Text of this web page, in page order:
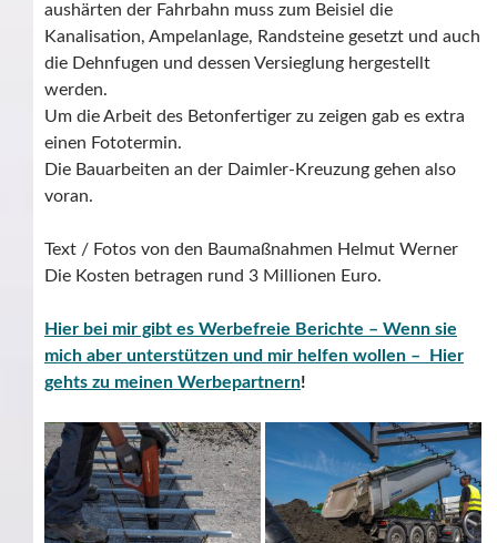
aushärten der Fahrbahn muss zum Beisiel die
Kanalisation, Ampelanlage, Randsteine gesetzt und auch
die Dehnfugen und dessen Versieglung hergestellt
werden.
Um die Arbeit des Betonfertiger zu zeigen gab es extra
einen Fototermin.
Die Bauarbeiten an der Daimler-Kreuzung gehen also
voran.
Text / Fotos von den Baumaßnahmen Helmut Werner
Die Kosten betragen rund 3 Millionen Euro.
Hier bei mir gibt es Werbefreie Berichte – Wenn sie
mich aber unterstützen und mir helfen wollen – Hier
gehts zu meinen Werbepartnern!